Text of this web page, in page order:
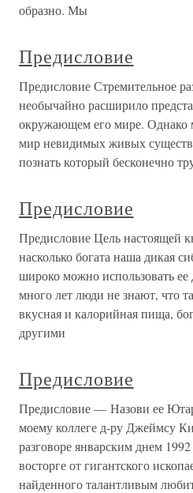
образно. Мы
Предисловие
Предисловие Стремительное
необычайно расширило
окружающем его мире. Однако
мир невидимых живых
познать который бесконечно
Предисловие
Предисловие Цель настоящей
насколько богата наша дикая
широко можно использовать
много лет люди не знают, что
вкусная и калорийная пища,
другими
Предисловие
Предисловие — Назови ее
моему коллеге д-ру Джеймсу
разговоре январским днем
восторге от гигантского
найденного талантливым